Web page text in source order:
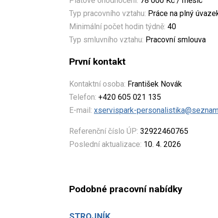
Typ pracovního vztahu: Práce na plný
Minimální počet hodin týdně: 40
Typ smluvního vztahu: Pracovní smlouva
První kontakt
Kontaktní osoba: František Novák
Telefon: +420 605 021 135
E-mail: xservispark-
Referenční číslo ÚP: 32922460765
Poslední aktualizace: 10. 4. 2026
Podobné pracovní nabídky